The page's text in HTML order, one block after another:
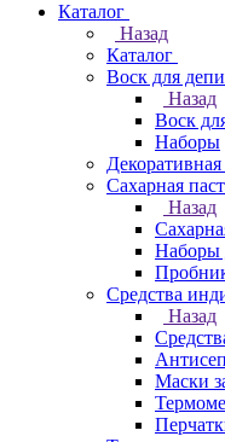
Каталог
Назад
Каталог
Воск для
Назад
Воск
Наборы
Сахарная
Назад
Наборы
Средства
Назад
Маски